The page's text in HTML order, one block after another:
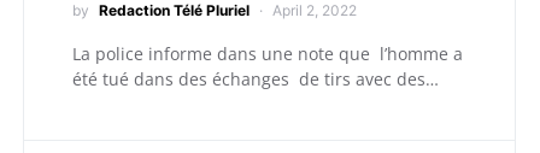
by Redaction Télé Pluriel April 2, 2022
La police informe dans une note que l’homme a
été tué dans des échanges de tirs avec des…